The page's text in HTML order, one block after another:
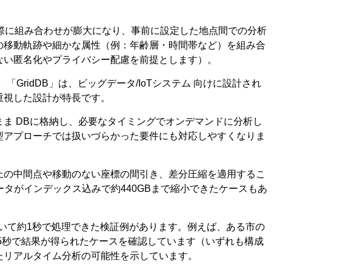
組み合わせが膨大になり、事前に設定した地点間での分析
動軌跡や細かな属性（例：年齢層・時間帯など）を組み合
匿名化やプライバシー配慮を前提とします）。
GridDB」は、ビッグデータ/IoTシステム 向けに設計され
した設計が特長です。
DBに格納し、必要なタイミングでオンデマンドに分析し
プローチでは扱いづらかった要件にも対応しやすくなりま
中間点や移動のない座標の間引き、差分圧縮を適用するこ
がインデックス込みで約440GBまで縮小できたケースもあ
約1秒で処理できた検証例があります。例えば、ある市の
で結果が得られたケースを確認しています（いずれも構成
アルタイム分析の可能性を示しています。